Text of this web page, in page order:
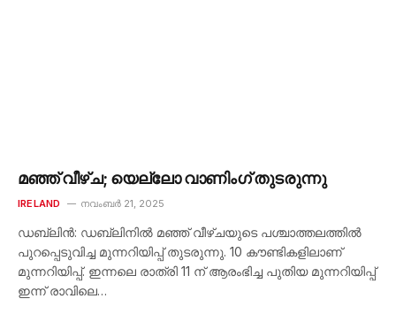
മഞ്ഞ് വീഴ്ച; യെല്ലോ വാണിംഗ് തുടരുന്നു
IRELAND നവംബർ 21, 2025
ഡബ്ലിൻ: ഡബ്ലിനിൽ മഞ്ഞ് വീഴ്ചയുടെ പശ്ചാത്തലത്തിൽ
പുറപ്പെടുവിച്ച മുന്നറിയിപ്പ് തുടരുന്നു. 10 കൗണ്ടികളിലാണ്
മുന്നറിയിപ്പ്. ഇന്നലെ രാത്രി 11 ന് ആരംഭിച്ച പുതിയ മുന്നറിയിപ്പ്
ഇന്ന് രാവിലെ…